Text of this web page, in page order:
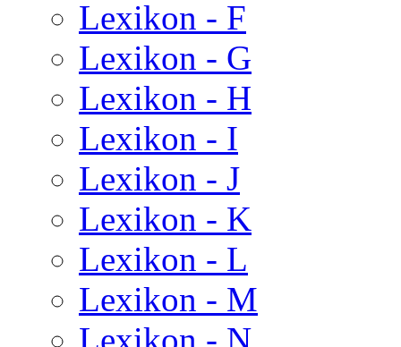
Lexikon - F
Lexikon - G
Lexikon - H
Lexikon - I
Lexikon - J
Lexikon - K
Lexikon - L
Lexikon - M